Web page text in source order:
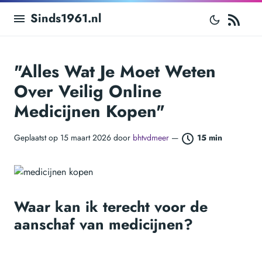
Sinds1961.nl
"Alles Wat Je Moet Weten
Over Veilig Online
Medicijnen Kopen"
Geplaatst op 15 maart 2026 door bhtvdmeer — 15 min
Waar kan ik terecht voor de
aanschaf van medicijnen?